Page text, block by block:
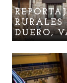
DUERO,